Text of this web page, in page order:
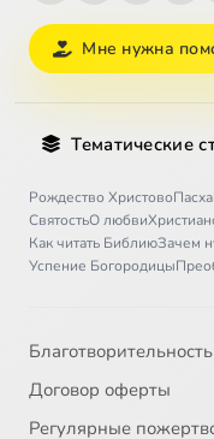
Мне нужна
Тематические
Рождество ХристовоПасха
СвятостьО любви
Как читать БиблиюЗачем
Успение Богородицы
Благотворительность
Договор оферты
Регулярные